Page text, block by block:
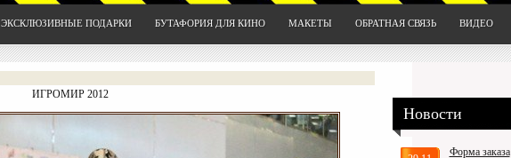
ЭКСКЛЮЗИВНЫЕ ПОДАРКИ БУТАФОРИЯ ДЛЯ КИНО МАКЕТЫ ОБРАТНАЯ СВЯЗЬ ВИДЕО
ИГРОМИР 2012
Новости
Форма заказа